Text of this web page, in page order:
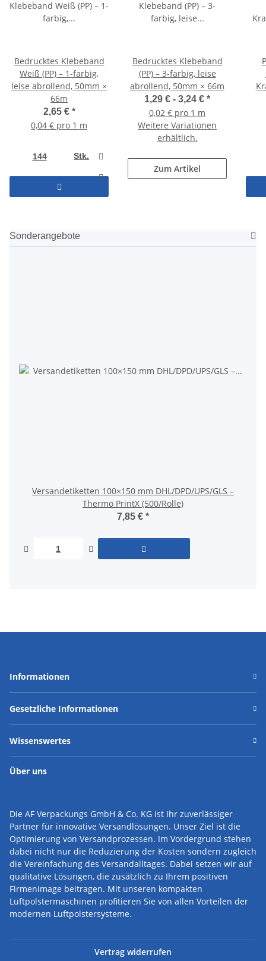
Bedrucktes Klebeband
Weiß (PP) – 1-farbig,
leise abrollend, 50mm ×
66m
2,65 € *
0,04 € pro 1 m
Stk.
Bedrucktes Klebeband
(PP) – 3-farbig, leise
abrollend, 50mm × 66m
1,29 € - 3,24 € *
0,02 € pro 1 m
Weitere Variationen
erhältlich.
Zum Artikel
Sonderangebote
Versandetiketten 100×150 mm DHL/DPD/UPS/GLS –
Thermo PrintX (500/Rolle)
7,85 € *
Informationen
Gesetzliche Informationen
Wissenswertes
Über uns
Die AF Verpackungs GmbH & Co. KG ist Ihr zuverlässiger
Partner für innovative Versandlösungen. Unser Ziel ist die
Optimierung von Versandprozessen. Im Vordergrund stehen
dabei nicht nur die Reduzierung der Kosten sondern zugleich
die Vereinfachung des Versandalltages. Dabei setzen wir auf
qualitative Lösungen, die zusätzlich zu Ihrem positiven
Firmenimage beitragen. Mit unseren kompakten
Luftpolstermaschinen profitieren Sie von allen Vorteilen der
modernen Luftpolstersysteme.
Vertrag widerrufen